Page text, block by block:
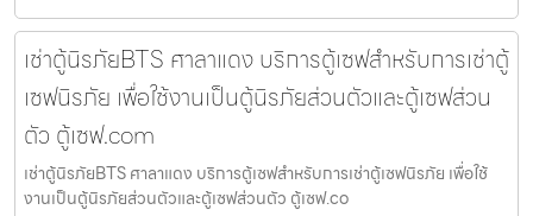
เช่าตู้นิรภัยBTS ศาลาแดง บริการตู้เซฟสำหรับการเช่าตู้
เซฟนิรภัย เพื่อใช้งานเป็นตู้นิรภัยส่วนตัวและตู้เซฟส่วน
ตัว ตู้เซฟ.com
เช่าตู้นิรภัยBTS ศาลาแดง บริการตู้เซฟสำหรับการเช่าตู้เซฟนิรภัย เพื่อใช้
งานเป็นตู้นิรภัยส่วนตัวและตู้เซฟส่วนตัว ตู้เซฟ.co